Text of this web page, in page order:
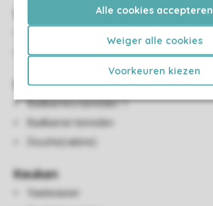
Alle cookies accepteren
Weiger alle cookies
Voorkeuren kiezen
Woon-/eetkamer
Eethoek
Sanitair
Badkamers beneden: 1
Badkamer beneden
Douche(cabine)
Keuken
Vaatwasser